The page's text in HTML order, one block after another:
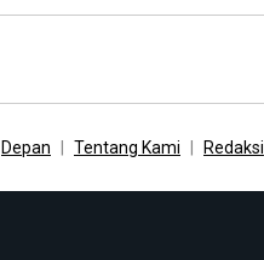
Depan Tentang Kami Redaksi